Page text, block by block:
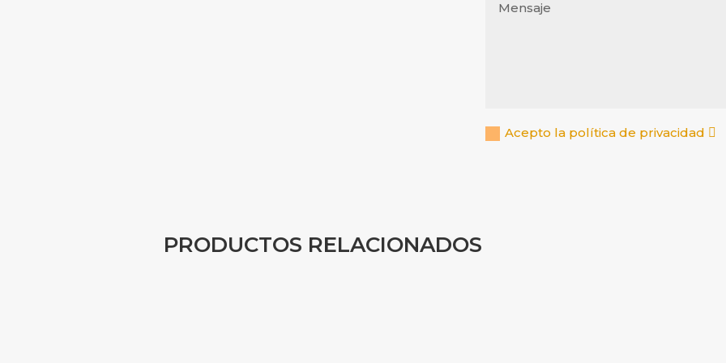
Acepto la política de privacidad
PRODUCTOS RELACIONADOS